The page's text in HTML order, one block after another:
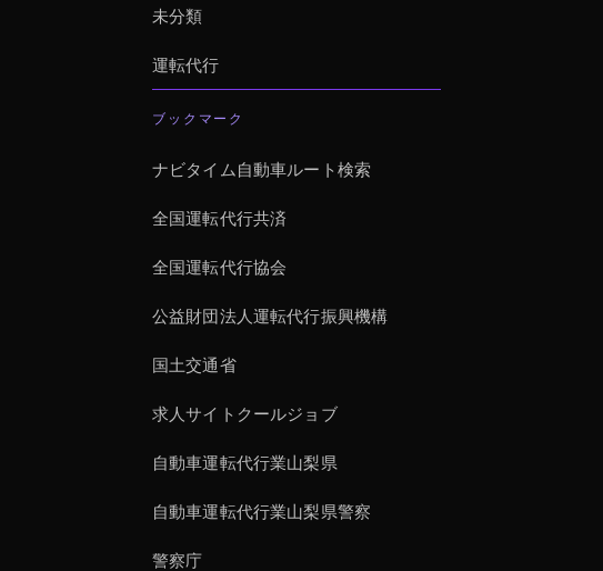
未分類
運転代行
ブックマーク
ナビタイム自動車ルート検索
全国運転代行共済
全国運転代行協会
公益財団法人運転代行振興機構
国土交通省
求人サイトクールジョブ
自動車運転代行業山梨県
自動車運転代行業山梨県警察
警察庁